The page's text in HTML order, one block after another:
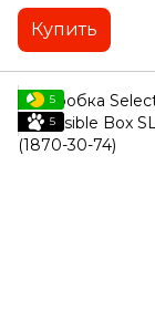
Купить
5
5